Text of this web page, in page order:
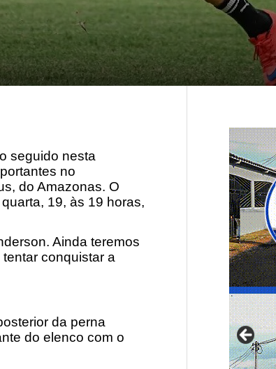
seguido nesta
no
do Amazonas. O
19, às 19 horas,
Ainda teremos
conquistar a
da perna
do elenco com o